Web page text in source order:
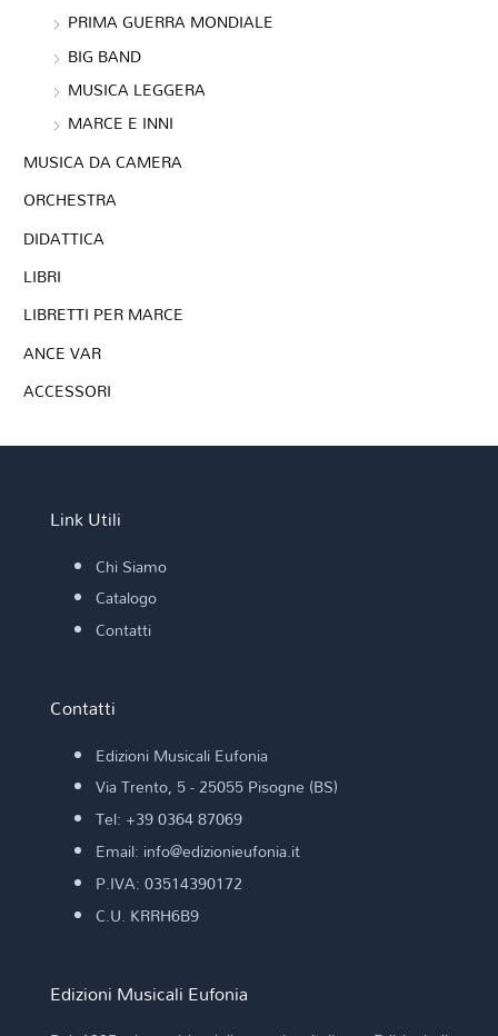
PRIMA GUERRA MONDIALE
BIG BAND
MUSICA LEGGERA
MARCE E INNI
MUSICA DA CAMERA
ORCHESTRA
DIDATTICA
LIBRI
LIBRETTI PER MARCE
ANCE VAR
ACCESSORI
Link Utili
Chi Siamo
Catalogo
Contatti
Contatti
Edizioni Musicali Eufonia
Via Trento, 5 - 25055 Pisogne (BS)
Tel: +39 0364 87069
Email: info@edizionieufonia.it
P.IVA: 03514390172
C.U. KRRH6B9
Edizioni Musicali Eufonia